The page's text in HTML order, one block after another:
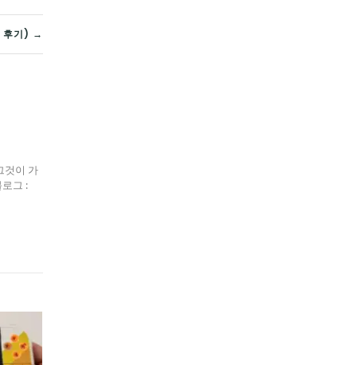
후기) →
것이 가
그 :